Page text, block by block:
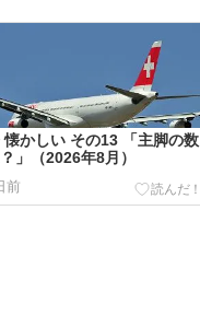
かしい その13 「主脚の数
」（2026年8月）
前